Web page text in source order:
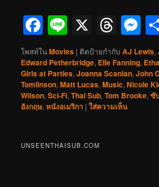
Facebook
Line
X
โพสท์ในMovies | ติดป้ายกำกับ AJ Lewis,
Edward Petherbridge, Elle Fanning,
Girls at Parties,Joanna Scanlan,John
Tomlinson,Matt Lucas,Music,Nicole
Wilson,Sci-Fi,Thai Sub,Tom Brooke,ซั
อังกฤษ,หนังอเมริกา |ใส่ความเห็น
UNSEENTHAISUB.COM